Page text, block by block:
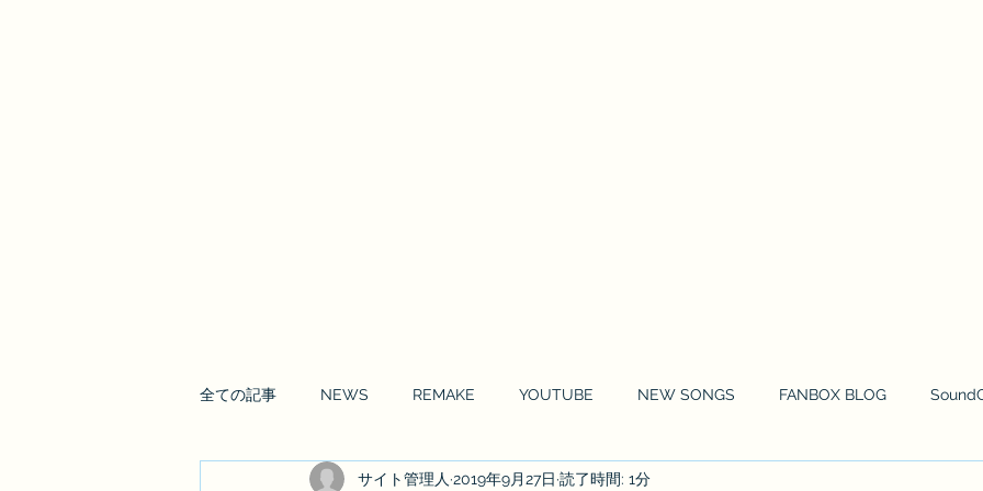
全ての記事 NEWS REMAKE YOUTUBE NEW SONGS FANBOX BLOG
サイト管理人 2019年9月27日 読了時間: 1分